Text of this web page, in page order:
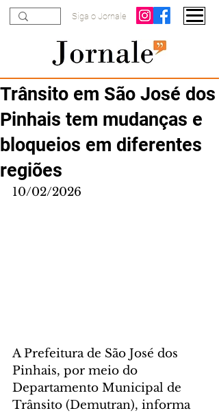
Siga o Jornale
Trânsito em São José dos
Pinhais tem mudanças e
bloqueios em diferentes
regiões
10/02/2026
A Prefeitura de São José dos
Pinhais, por meio do
Departamento Municipal de
Trânsito (Demutran), informa